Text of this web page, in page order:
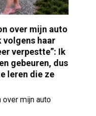
over mijn auto
haar
verpestte”: Ik
gebeuren, dus
leren die ze
over mijn auto